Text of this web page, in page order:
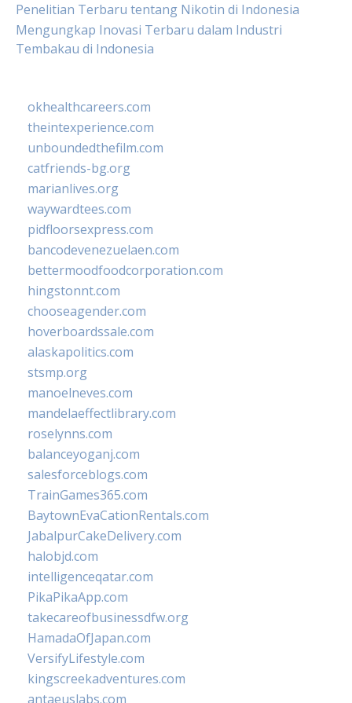
Penelitian Terbaru tentang Nikotin di Indonesia
Mengungkap Inovasi Terbaru dalam Industri
Tembakau di Indonesia
okhealthcareers.com
theintexperience.com
unboundedthefilm.com
catfriends-bg.org
marianlives.org
waywardtees.com
pidfloorsexpress.com
bancodevenezuelaen.com
bettermoodfoodcorporation.com
hingstonnt.com
chooseagender.com
hoverboardssale.com
alaskapolitics.com
stsmp.org
manoelneves.com
mandelaeffectlibrary.com
roselynns.com
balanceyoganj.com
salesforceblogs.com
TrainGames365.com
BaytownEvaCationRentals.com
JabalpurCakeDelivery.com
halobjd.com
intelligenceqatar.com
PikaPikaApp.com
takecareofbusinessdfw.org
HamadaOfJapan.com
VersifyLifestyle.com
kingscreekadventures.com
antaeuslabs.com